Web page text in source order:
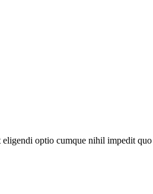
optio cumque nihil impedit